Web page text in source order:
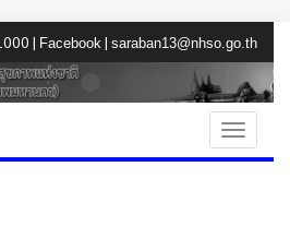
| Facebook | saraban13@nhso.go.th